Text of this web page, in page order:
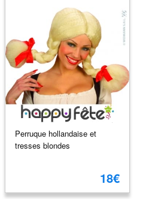
Perruque hollandaise et
tresses blondes
18€